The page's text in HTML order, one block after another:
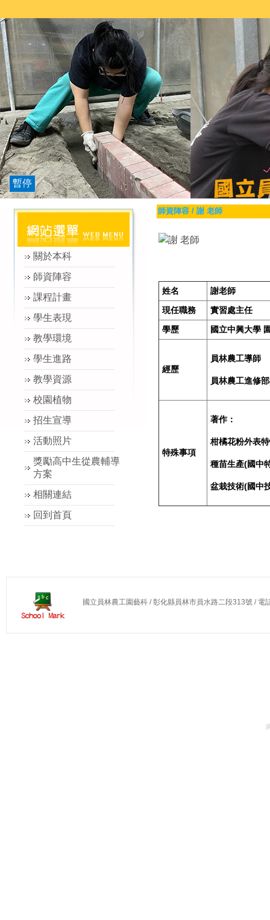
暫停
關於本科
師資陣容
課程計畫
學生表現
教學環境
學生進路
教學資源
校園植物
招生宣導
活動照片
獎勵高中生從農輔導
方案
相關連結
回到首頁
師資陣容 / 謝 老師
姓名
謝老師
現任職務
實習處主任
學歷
國立中興大學
經歷
員林農工導師
員林農工進修
特殊事項
著作：
柑橘花粉外表
種苗生產(國中
盆栽技術(國中
國立員林農工園藝科 / 彰化縣員林市員水路二段313號 /